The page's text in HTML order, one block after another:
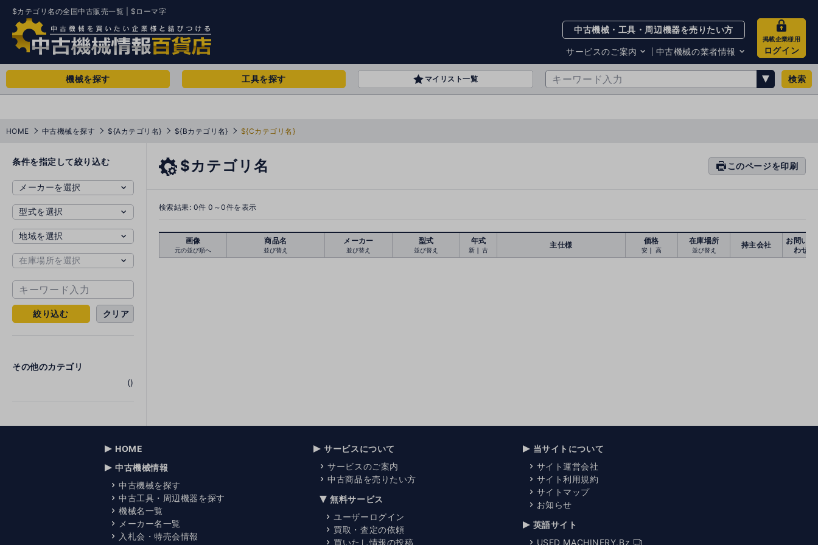
$カテゴリ名の全国中古販売一覧 | $ローマ字
中古機械・工具・周辺機器を売りたい方
サービスのご案内
サービスのご案内
お知らせ
中古機械の業者情報
買取・査定業者リスト
掲載企業様用
ログイン
機械を探す 工具を探す マイリスト一覧 検索
HOME 中古機械を探す ${Aカテゴリ名} ${Bカテゴリ名} ${Cカテゴリ名}
条件を指定して絞り込む
絞り込む クリア
その他のカテゴリ
()
$カテゴリ名
prin このページを印刷
検索結果: 0件 0～0件を表示
画像
元の並び順へ
商品名
並び替え
メーカー
並び替え
型式
並び替え
年式
新｜古
主仕様 価格
安 ｜ 高
在庫場所
並び替え
持主会社
お問い合
わせ
HOME
中古機械情報
中古機械を探す
中古工具・周辺機器を探す
機械名一覧
メーカー名一覧
入札会・特売会情報
サービスについて
サービスのご案内
中古商品を売りたい方
無料サービス
ユーザーログイン
買取・査定の依頼
買いたし情報の投稿
当サイトについて
サイト運営会社
サイト利用規約
サイトマップ
お知らせ
英語サイト
USED MACHINERY.Bz